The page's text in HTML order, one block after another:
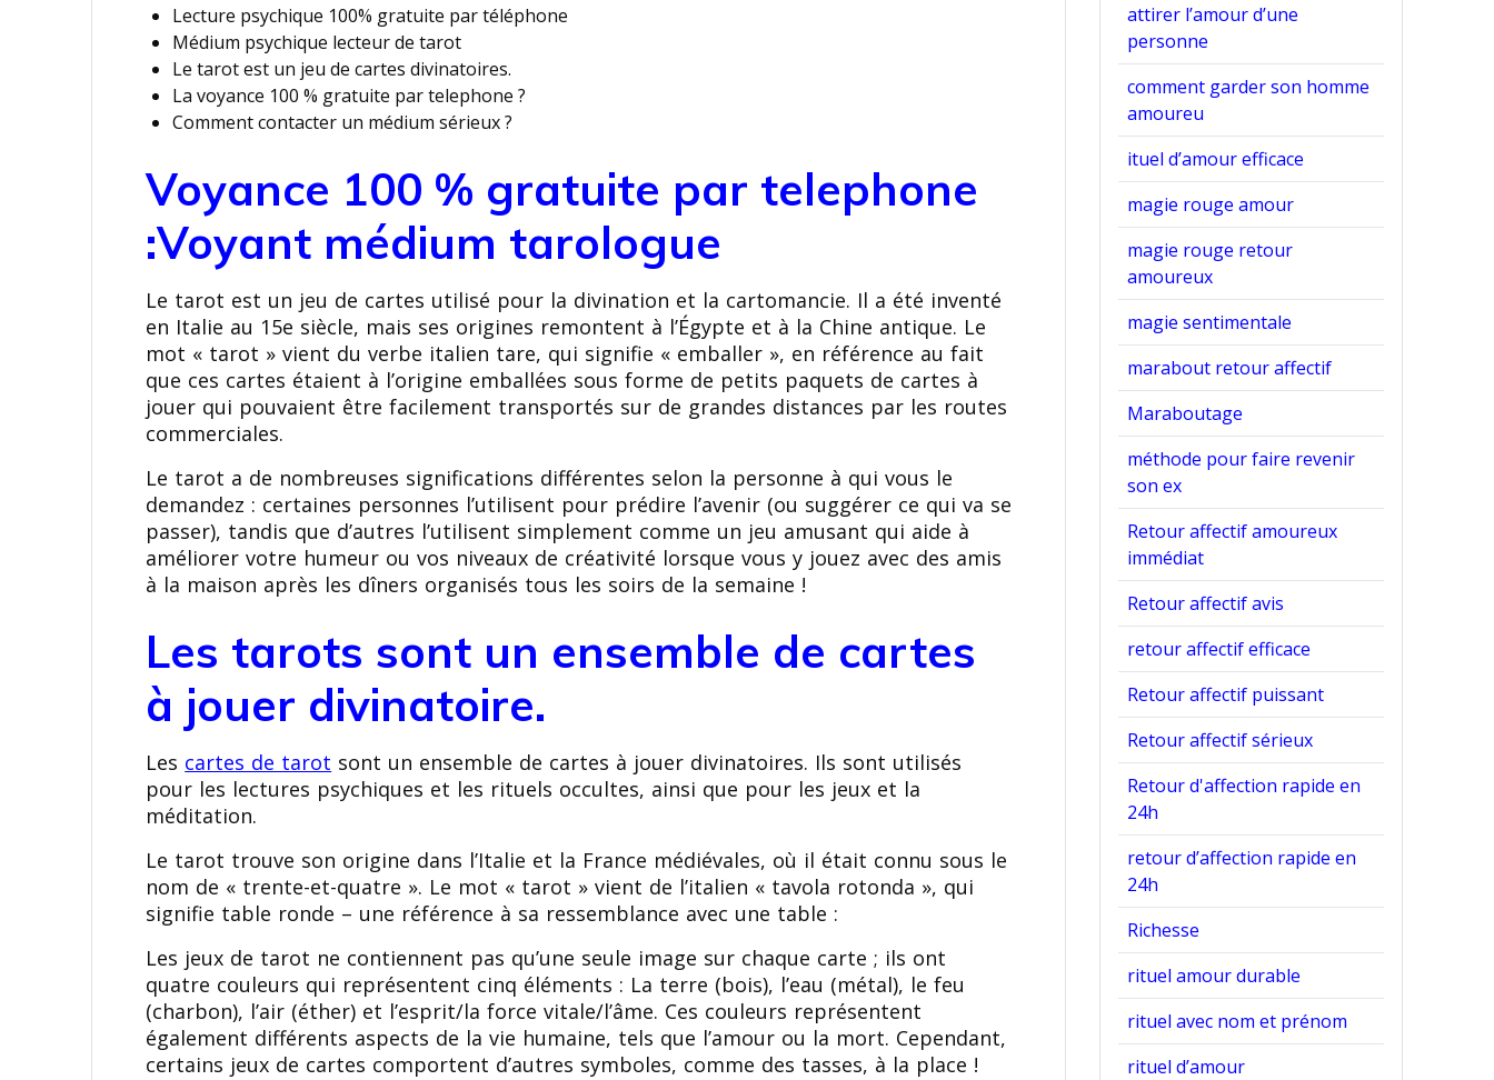
Lecture psychique 100% gratuite par téléphone
Médium psychique lecteur de tarot
Le tarot est un jeu de cartes divinatoires.
La voyance 100 % gratuite par telephone ?
Comment contacter un médium sérieux ?
Voyance 100 % gratuite par telephone
:Voyant médium tarologue
Le tarot est un jeu de cartes utilisé pour la divination et la cartomancie. Il a été inventé
en Italie au 15e siècle, mais ses origines remontent à l’Égypte et à la Chine antique. Le
mot « tarot » vient du verbe italien tare, qui signifie « emballer », en référence au fait
que ces cartes étaient à l’origine emballées sous forme de petits paquets de cartes à
jouer qui pouvaient être facilement transportés sur de grandes distances par les routes
commerciales.
Le tarot a de nombreuses significations différentes selon la personne à qui vous le
demandez : certaines personnes l’utilisent pour prédire l’avenir (ou suggérer ce qui va se
passer), tandis que d’autres l’utilisent simplement comme un jeu amusant qui aide à
améliorer votre humeur ou vos niveaux de créativité lorsque vous y jouez avec des amis
à la maison après les dîners organisés tous les soirs de la semaine !
Les tarots sont un ensemble de cartes
à jouer divinatoire.
Les cartes de tarot sont un ensemble de cartes à jouer divinatoires. Ils sont utilisés
pour les lectures psychiques et les rituels occultes, ainsi que pour les jeux et la
méditation.
Le tarot trouve son origine dans l’Italie et la France médiévales, où il était connu sous le
nom de « trente-et-quatre ». Le mot « tarot » vient de l’italien « tavola rotonda », qui
signifie table ronde – une référence à sa ressemblance avec une table :
Les jeux de tarot ne contiennent pas qu’une seule image sur chaque carte ; ils ont
quatre couleurs qui représentent cinq éléments : La terre (bois), l’eau (métal), le feu
(charbon), l’air (éther) et l’esprit/la force vitale/l’âme. Ces couleurs représentent
également différents aspects de la vie humaine, tels que l’amour ou la mort. Cependant,
certains jeux de cartes comportent d’autres symboles, comme des tasses, à la place !
attirer l’amour d’une
personne
comment garder son homme
amoureu
ituel d’amour efficace
magie rouge amour
magie rouge retour
amoureux
magie sentimentale
marabout retour affectif
Maraboutage
méthode pour faire revenir
son ex
Retour affectif amoureux
immédiat
Retour affectif avis
retour affectif efficace
Retour affectif puissant
Retour affectif sérieux
Retour d'affection rapide en
24h
retour d’affection rapide en
24h
Richesse
rituel amour durable
rituel avec nom et prénom
rituel d’amour